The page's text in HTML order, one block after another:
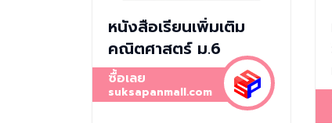
หนังสือเรียนเพิ่มเติม
คณิตศาสตร์ ม.6
ซื้อเลย
suksapanmall.com